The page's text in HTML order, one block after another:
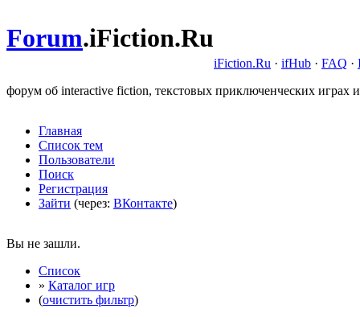
Forum.iFiction.Ru
iFiction.Ru · ifHub · FAQ ·
форум об interactive fiction, текстовых приключенческих играх
Главная
Список тем
Пользователи
Поиск
Регистрация
Зайти (через: ВКонтакте)
Вы не зашли.
Список
» Каталог игр
(очистить фильтр)